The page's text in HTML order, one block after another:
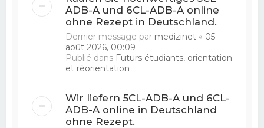
ADB-A und 6CL-ADB-A online
ohne Rezept in Deutschland.
Dernier message par medizinet « 05
août 2026, 00:09
Publié dans Futurs étudiants, orientation
et réorientation
Wir liefern 5CL-ADB-A und 6CL-
ADB-A online in Deutschland
ohne Rezept.